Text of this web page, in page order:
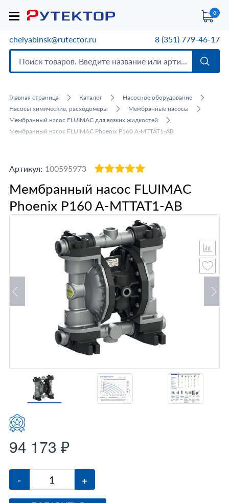
0
chelyabinsk@rutector.ru 8 (351) 779-46-17
Главная страница Каталог
Насосное оборудование
Насосы химические, расходомеры
Мембранные насосы
Мембранный насос FLUIMAC для вязких жидкостей
Мембранный насос FLUIMAC Phoenix P160 A-MTTAT1-AB
Артикул: 100595973
Мембранный насос FLUIMAC
Phoenix P160 A-MTTAT1-AB
94 173 ₽
- +